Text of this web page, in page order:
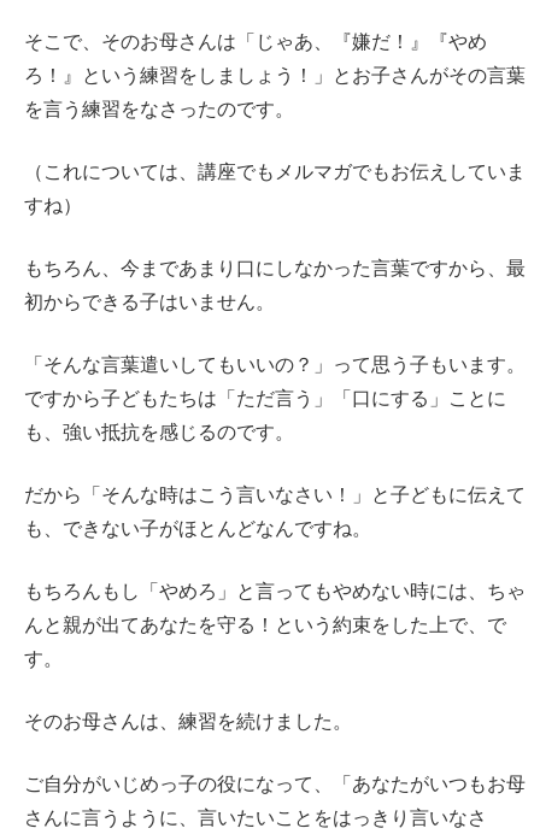
そこで、そのお母さんは「じゃあ、『嫌だ！』『やめ
ろ！』という練習をしましょう！」とお子さんがその言葉
を言う練習をなさったのです。
（これについては、講座でもメルマガでもお伝えしていま
すね）
もちろん、今まであまり口にしなかった言葉ですから、最
初からできる子はいません。
「そんな言葉遣いしてもいいの？」って思う子もいます。
ですから子どもたちは「ただ言う」「口にする」ことに
も、強い抵抗を感じるのです。
だから「そんな時はこう言いなさい！」と子どもに伝えて
も、できない子がほとんどなんですね。
もちろんもし「やめろ」と言ってもやめない時には、ちゃ
んと親が出てあなたを守る！という約束をした上で、で
す。
そのお母さんは、練習を続けました。
ご自分がいじめっ子の役になって、「あなたがいつもお母
さんに言うように、言いたいことをはっきり言いなさ